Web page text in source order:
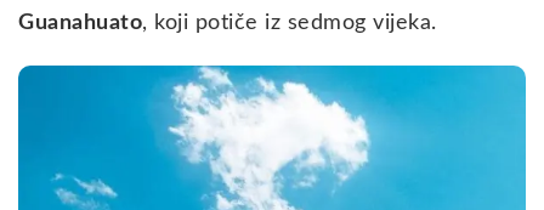
Guanahuato, koji potiče iz sedmog vijeka.